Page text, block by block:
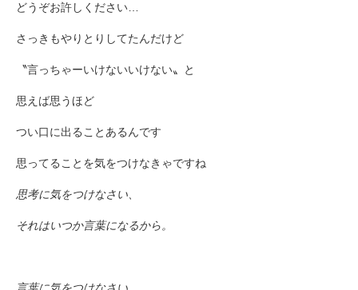
どうぞお許しください…
さっきもやりとりしてたんだけど
〝言っちゃーいけないいけない〟と
思えば思うほど
つい口に出ることあるんです
思ってることを気をつけなきゃですね
思考に気をつけなさい、
それはいつか言葉になるから。
言葉に気をつけなさい、